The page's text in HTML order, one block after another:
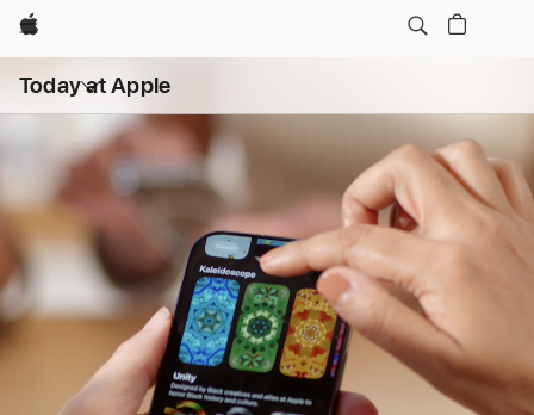
Apple
Today at Apple
menú